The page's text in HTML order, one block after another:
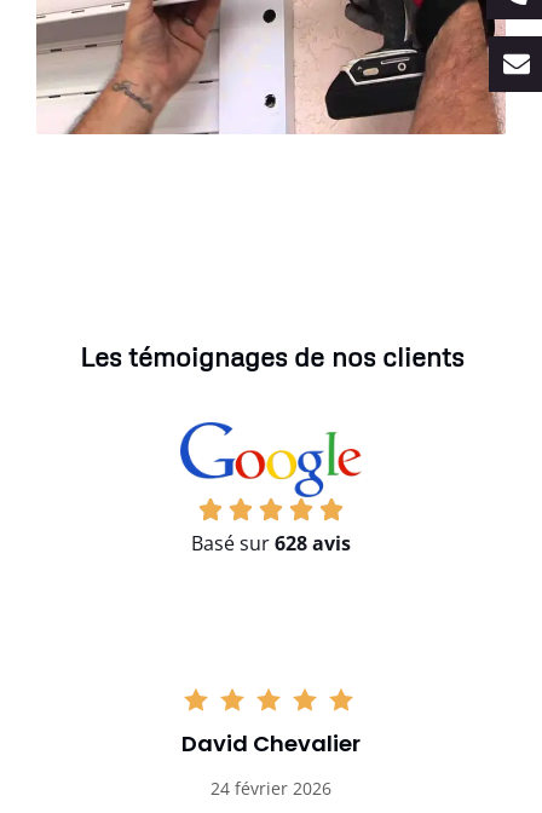
Les témoignages de nos clients
Basé sur628 avis
David Chevalier
24 février 2026